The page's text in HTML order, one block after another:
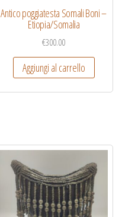
Antico poggiatesta Somali Boni –
Etiopia/Somalia
€300.00
Aggiungi al carrello